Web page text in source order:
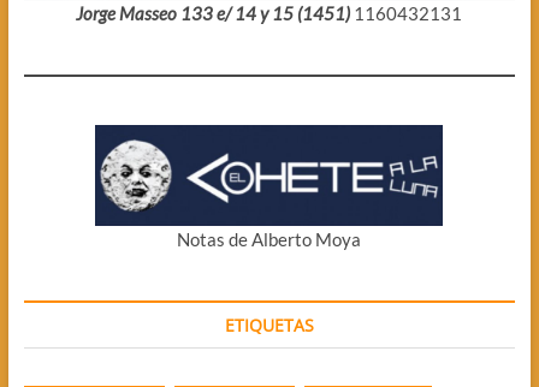
Jorge Masseo 133 e/ 14 y 15 (1451) 1160432131
Notas de Alberto Moya
ETIQUETAS